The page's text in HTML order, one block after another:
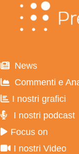
News
Commenti e
I nostri grafici
I nostri podcast
Focus on
I nostri Video